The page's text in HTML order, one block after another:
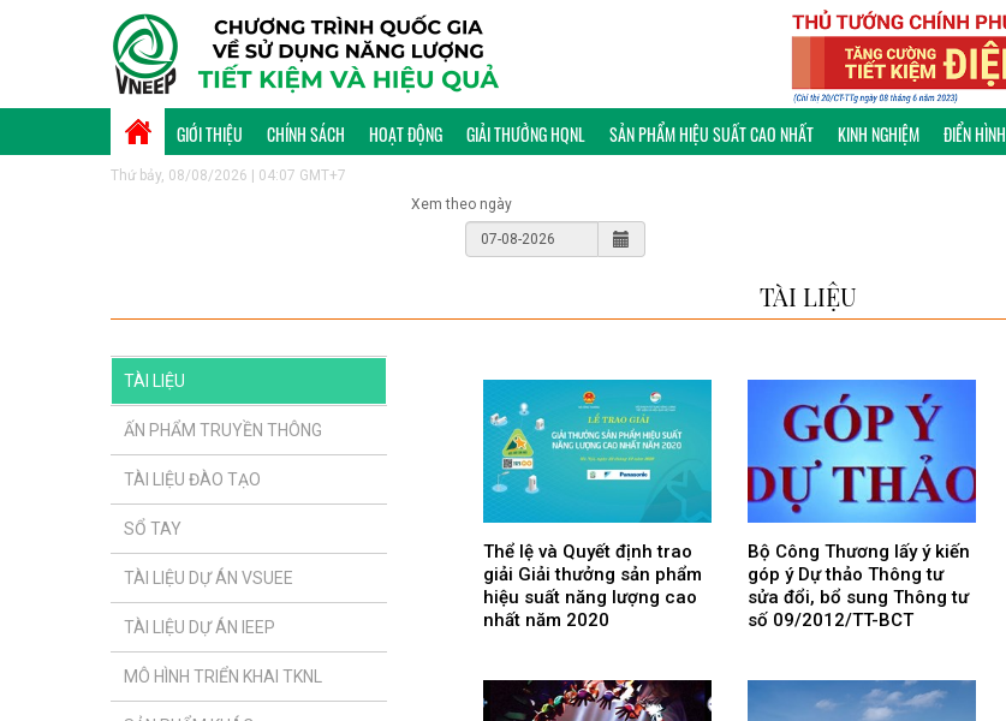
GIỚI THIỆU CHÍNH SÁCH HOẠT ĐỘNG GIẢI THƯỞNG HQNL SẢN PHẨM HIỆU SUẤT CAO NHẤT KINH NGHIỆM ĐIỂN HÌNH
Thứ bảy, 08/08/2026 | 04:07 GMT+7
Xem theo ngày
TÀI LIỆU
TÀI LIỆU
ẤN PHẨM TRUYỀN THÔNG
TÀI LIỆU ĐÀO TẠO
SỔ TAY
TÀI LIỆU DỰ ÁN VSUEE
TÀI LIỆU DỰ ÁN IEEP
MÔ HÌNH TRIỂN KHAI TKNL
Thể lệ và Quyết định trao
giải Giải thưởng sản phẩm
hiệu suất năng lượng cao
nhất năm 2020
Bộ Công Thương lấy ý kiến
góp ý Dự thảo Thông tư
sửa đổi, bổ sung Thông tư
số 09/2012/TT-BCT